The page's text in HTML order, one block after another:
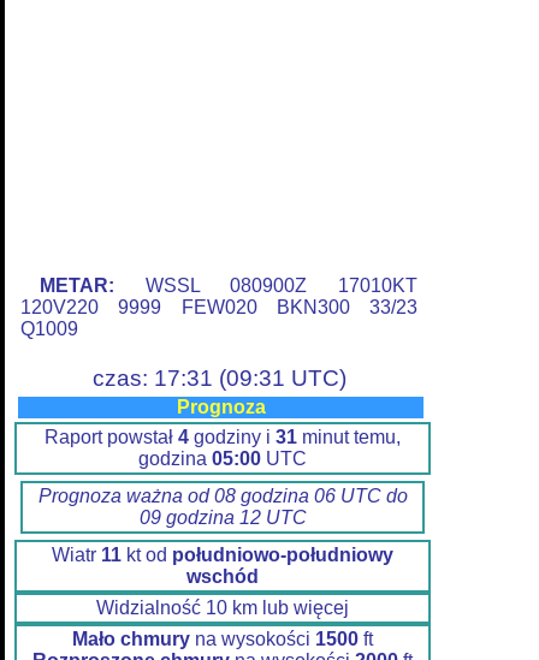
METAR: WSSL 080900Z 17010KT
120V220 9999 FEW020 BKN300 33/23
Q1009
czas: 17:31 (09:31 UTC)
Prognoza
Raport powstał 4 godziny i 31 minut temu,
godzina 05:00 UTC
Prognoza ważna od 08 godzina 06 UTC do
09 godzina 12 UTC
Wiatr 11 kt od południowo-południowy
wschód
Widzialność 10 km lub więcej
Mało chmury na wysokości 1500 ft